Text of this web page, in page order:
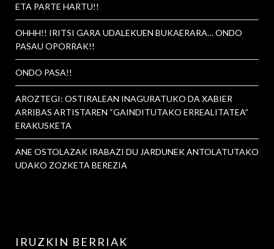
ETA PARTE HARTU!!
OHHH!! IRITSI GARA UDALEKUEN BUKAERARA… ONDO
PASAU OPORRAK!!
ONDO PASA!!
AROZTEGI: OSTIRALEAN INAGURATUKO DA XABIER
ARRIBAS ARTISTAREN “GAINDITUTAKO ERREALITATEA”
ERAKUSKETA
ANE OSTOLAZAK IRABAZI DU JARDUNEK ANTOLATUTAKO
UDAKO ZOZKETA BEREZIA
IRUZKIN BERRIAK